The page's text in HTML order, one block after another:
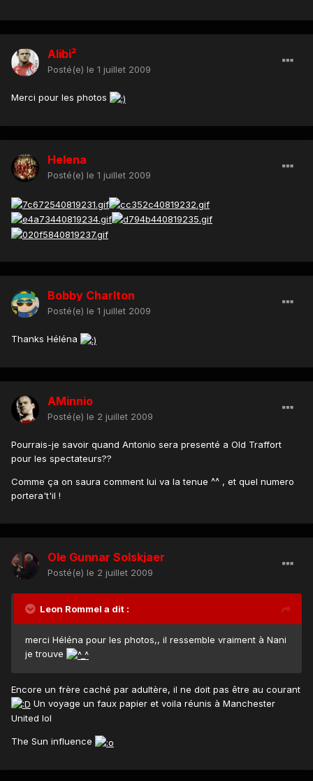
Alibi²
Posté(e) le 1 juillet 2009
Merci pour les photos
Helena
Posté(e) le 1 juillet 2009
Bobby Charlton
Posté(e) le 1 juillet 2009
Thanks Héléna
AMinnio
Posté(e) le 2 juillet 2009
Pourrais-je savoir quand Antonio sera presenté a Old Traffort
pour les spectateurs??
Comme ça on saura comment lui va la tenue ^^ , et quel numero
portera't'il !
Ole Gunnar Solskjaer
Posté(e) le 2 juillet 2009
Leon Rommel a dit :
merci Héléna pour les photos,, il ressemble vraiment à Nani
je trouve
Encore un frère caché par adultère, il ne doit pas être au courant
Un voyage un faux papier et voila réunis à Manchester
United lol
The Sun influence